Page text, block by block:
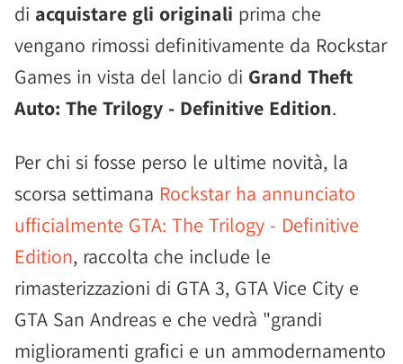
di acquistare gli originali prima che
vengano rimossi definitivamente da Rockstar
Games in vista del lancio di Grand Theft
Auto: The Trilogy - Definitive Edition.
Per chi si fosse perso le ultime novità, la
scorsa settimana Rockstar ha annunciato
ufficialmente GTA: The Trilogy - Definitive
Edition, raccolta che include le
rimasterizzazioni di GTA 3, GTA Vice City e
GTA San Andreas e che vedrà "grandi
miglioramenti grafici e un ammodernamento